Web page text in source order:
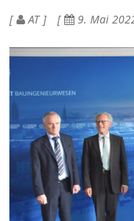
AT 9. Mai